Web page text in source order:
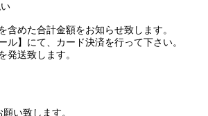
めた合計金額をお知らせ致します。
】にて、カード決済を行って下さい。
送致します。
い致します。